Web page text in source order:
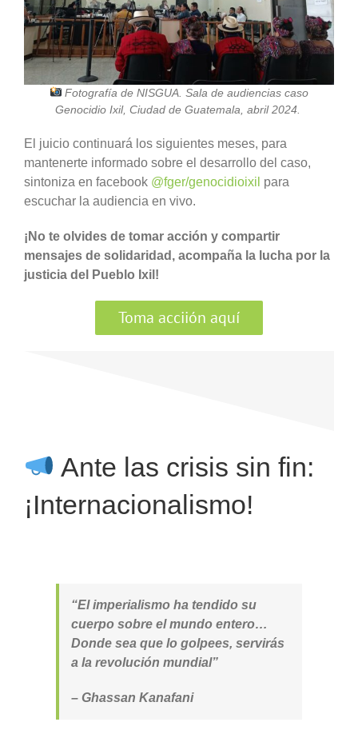
Fotografía de NISGUA. Sala de audiencias caso
Genocidio Ixil, Ciudad de Guatemala, abril 2024.
El juicio continuará los siguientes meses, para
mantenerte informado sobre el desarrollo del caso,
sintoniza en facebook @fger/genocidioixil para
escuchar la audiencia en vivo.
¡No te olvides de tomar acción y compartir
mensajes de solidaridad, acompaña la lucha por la
justicia del Pueblo Ixil!
Toma acciión aquí
Ante las crisis sin fin:
¡Internacionalismo!
“El imperialismo ha tendido su
cuerpo sobre el mundo entero…
Donde sea que lo golpees, servirás
a la revolución mundial”
– Ghassan Kanafani